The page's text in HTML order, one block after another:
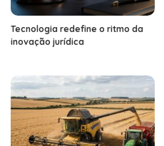
Tecnologia redefine o ritmo da
inovação jurídica